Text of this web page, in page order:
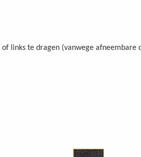
links te dragen (vanwege afneembare